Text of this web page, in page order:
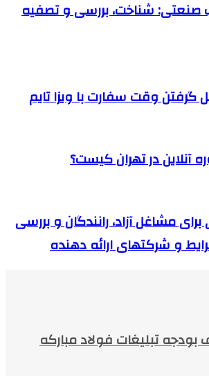
صنعتی: شناخت، بررسی و تصفیه
گرفتن وقت سفارت با ویزا تایم
آنلاین در تهران کیست؟
مشاغل آزاد، رانندگان و بررسی
و شرکتهای ارائه دهنده
تبلیغات فولاد مبارکه